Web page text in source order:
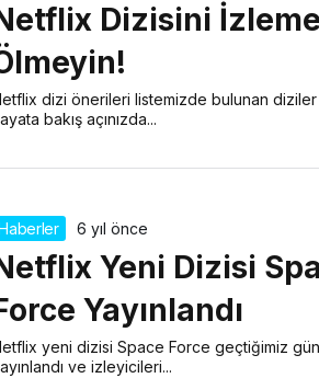
Dizisini
dizi önerileri listemizde bulunan
bakış açınızda...
6 yıl önce
Yeni Dizisi
Yayınlandı
yeni dizisi Space Force geçtiğimiz
ve izleyicileri...